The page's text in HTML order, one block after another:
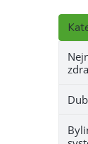
P
s